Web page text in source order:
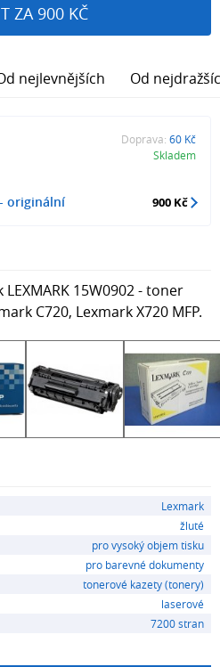
ZA 900 KČ
nejlevnějších Od
- originální
Doprava: 60 Kč
Skladem
900 Kč
15W0902 - toner
C720, Lexmark X720 MFP.
Lexmark
žluté
pro vysoký objem tisku
pro barevné dokumenty
tonerové kazety (tonery)
laserové
7200 stran